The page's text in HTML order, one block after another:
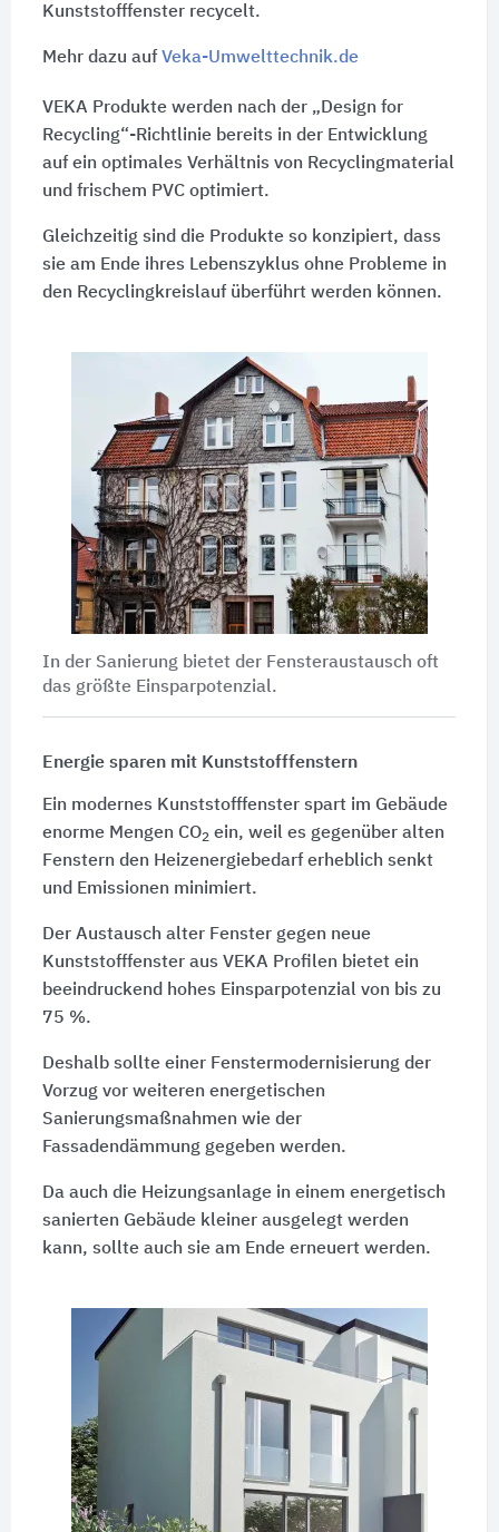
Kunststofffenster recycelt.
Mehr dazu aufVeka-Umwelttechnik.de
VEKA Produkte werden nach der „Design for
Recycling“-Richtlinie bereits in der Entwicklung
auf ein optimales Verhältnis von Recyclingmaterial
und frischem PVC optimiert.
Gleichzeitig sind die Produkte so konzipiert, dass
sie am Ende ihres Lebenszyklus ohne Probleme in
den Recyclingkreislauf überführt werden können.
In der Sanierung bietet der Fensteraustausch oft
das größte Einsparpotenzial.
Energie sparen mit Kunststofffenstern
Ein modernes Kunststofffenster spart im Gebäude
enorme Mengen CO2ein, weil es gegenüber alten
Fenstern den Heizenergiebedarf erheblich senkt
und Emissionen minimiert.
Der Austausch alter Fenster gegen neue
Kunststofffenster aus VEKA Profilen bietet ein
beeindruckend hohes Einsparpotenzial von bis zu
75 %.
Deshalb sollte einer Fenstermodernisierung der
Vorzug vor weiteren energetischen
Sanierungsmaßnahmen wie der
Fassadendämmung gegeben werden.
Da auch die Heizungsanlage in einem energetisch
sanierten Gebäude kleiner ausgelegt werden
kann, sollte auch sie am Ende erneuert werden.